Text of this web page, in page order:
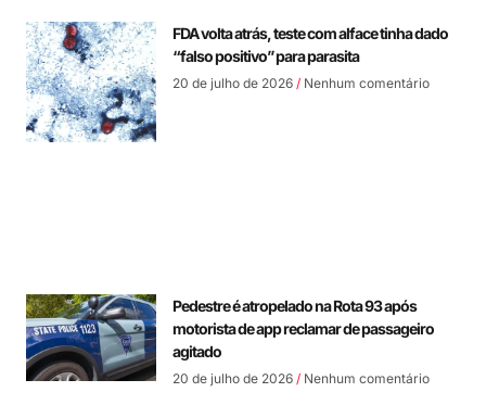
FDA volta atrás, teste com alface tinha dado
“falso positivo” para parasita
20 de julho de 2026 Nenhum comentário
Pedestre é atropelado na Rota 93 após
motorista de app reclamar de passageiro
agitado
20 de julho de 2026 Nenhum comentário